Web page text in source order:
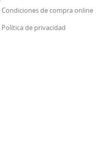
Condiciones de compra online
Política de privacidad